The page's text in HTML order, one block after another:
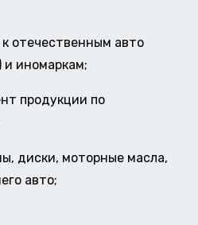
отечественным авто
и иномаркам;
продукции по
диски, моторные масла,
авто;